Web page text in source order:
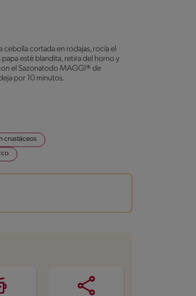
cebolla cortada en rodajas, rocía el
esté blandita, retira del horno y
el Sazonatodo MAGGI® de
por 10 minutos.
crustáceos